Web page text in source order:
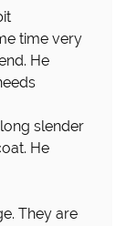
time very
He
slender
He
They are